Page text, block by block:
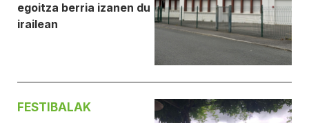
egoitza berria izanen du
irailean
FESTIBALAK